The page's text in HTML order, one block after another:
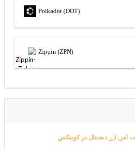
Polkadot (DOT)
Zippin (ZPN)